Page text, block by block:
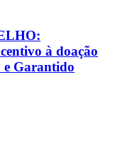
à doação
e Garantido